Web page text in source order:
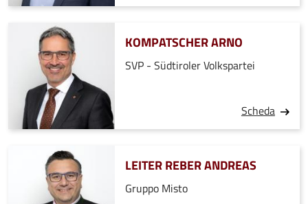
KOMPATSCHER ARNO
SVP - Südtiroler Volkspartei
Scheda
LEITER REBER ANDREAS
Gruppo Misto